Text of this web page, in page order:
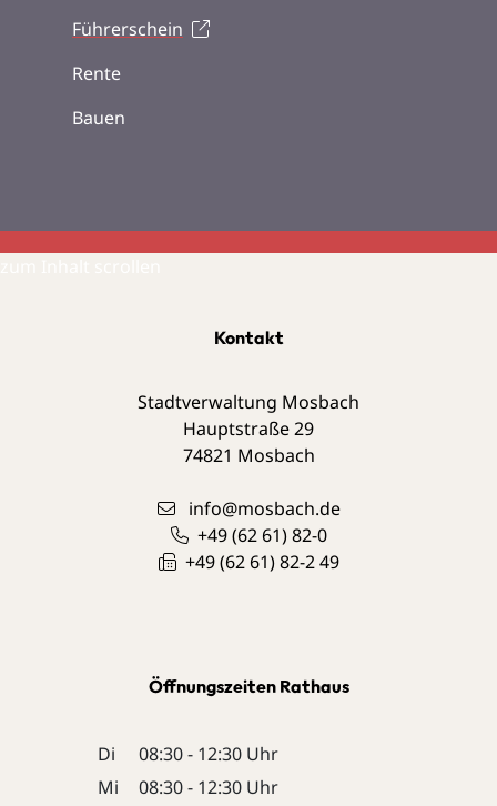
Führerschein
Rente
Bauen
Kontakt
Stadtverwaltung Mosbach
Hauptstraße 29
74821 Mosbach
info@mosbach.de
+49 (62 61) 82-0
+49 (62 61) 82-2 49
Öffnungszeiten Rathaus
Di
08:30 - 12:30 Uhr
Mi
08:30 - 12:30 Uhr